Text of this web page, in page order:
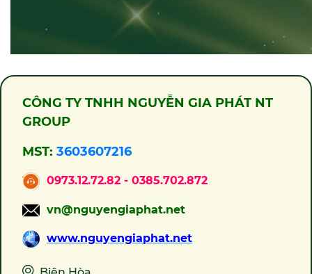
CÔNG TY TNHH NGUYỄN GIA PHÁT NT
GROUP
MST: 3603607216
0973.12.72.82 - 0385.702.872
vn@nguyengiaphat.net
www.nguyengiaphat.net